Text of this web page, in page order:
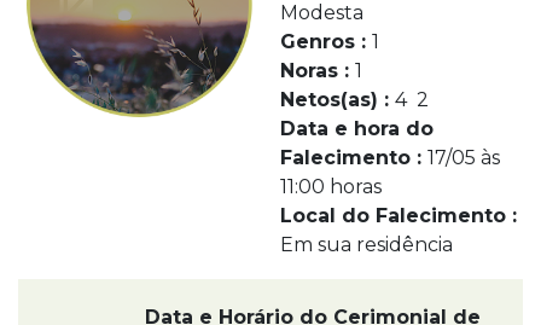
Modesta
Genros : 1
Noras : 1
Netos(as) : 4 2
Data e hora do
Falecimento : 17/05 às
11:00 horas
Local do Falecimento :
Em sua residência
Data e Horário do Cerimonial de